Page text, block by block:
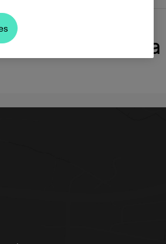
Platība